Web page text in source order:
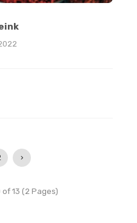
›
of 13 (2 Pages)